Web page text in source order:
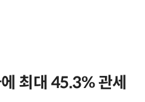
최대 45.3% 관세